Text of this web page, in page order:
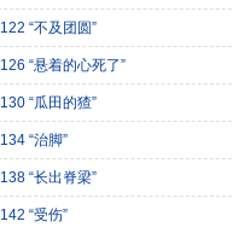
122 “不及团圆”
126 “悬着的心死了”
130 “瓜田的猹”
134 “治脚”
138 “长出脊梁”
142 “受伤”